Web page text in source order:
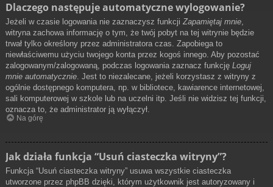
Dlaczego następuje automatyczne wylogowanie?
Jeżeli w czasie logowania nie zaznaczysz funkcji Zapamiętaj mnie,
witryna zachowa informację o tym, że twój pobyt na tej witrynie będzie
trwał tylko określony przez administratora czas. Zapobiega to
niewłaściwemu użyciu twojego konta przez kogoś innego. Aby pozostać
zalogowanym/zalogowaną, podczas logowania zaznacz funkcję Loguj
mnie automatycznie. Jest to niezalecane, jeżeli korzystasz z witryny z
ogólnie dostępnego komputera, np. w bibliotece, kawiarence internetowej,
sali komputerowej w szkole lub na uczelni itp. Jeśli nie widzisz tej funkcji,
oznacza to, że administrator ją wyłączył.
Na górę
Jak działa funkcja “Usuń ciasteczka witryny”?
Funkcja “Usuń ciasteczka witryny” usuwa wszystkie ciasteczka
utworzone przez phpBB dzięki, którym użytkownik jest autoryzowany i